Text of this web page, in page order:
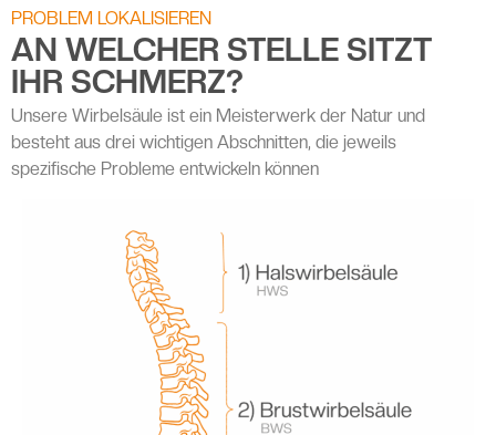
PROBLEM LOKALISIEREN
AN WELCHER STELLE SITZT
IHR SCHMERZ?
Unsere Wirbelsäule ist ein Meisterwerk der Natur und
besteht aus drei wichtigen Abschnitten, die jeweils
spezifische Probleme entwickeln können